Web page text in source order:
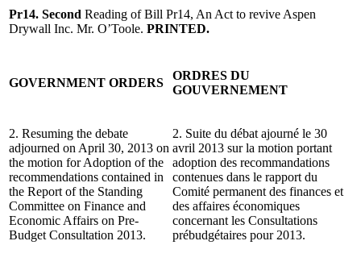
Pr14. Second Reading of Bill Pr14, An Act to revive Aspen
Drywall Inc. Mr. O’Toole. PRINTED.
GOVERNMENT ORDERS
ORDRES DU
GOUVERNEMENT
2. Resuming the debate
adjourned on April 30, 2013 on
the motion for Adoption of the
recommendations contained in
the Report of the Standing
Committee on Finance and
Economic Affairs on Pre-
Budget Consultation 2013.
2. Suite du débat ajourné le 30
avril 2013 sur la motion portant
adoption des recommandations
contenues dans le rapport du
Comité permanent des finances et
des affaires économiques
concernant les Consultations
prébudgétaires pour 2013.